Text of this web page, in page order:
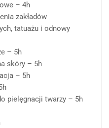
– 4h
zakładów
tatuażu i odnowy
– 5h
skóry – 5h
– 5h
pielęgnacji twarzy – 5h